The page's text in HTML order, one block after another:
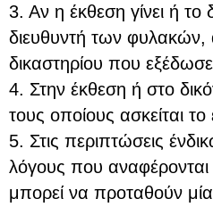
3. Αν η έκθεση γίνει ή
διευθυντή των
δικαστηρίου που
4. Στην έκθεση ή στο
τους οποίους ασκείται το
5. Στις περιπτώσεις
λόγους που αναφέρονται
μπορεί να προταθούν